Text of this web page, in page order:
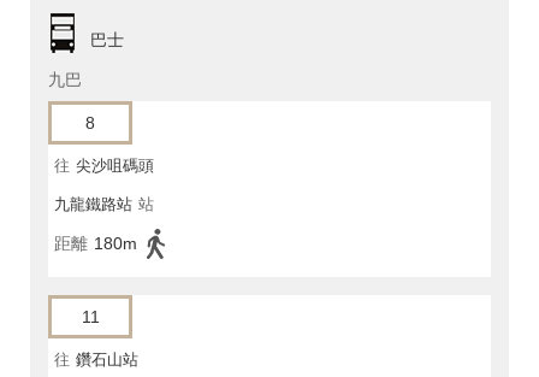
巴士
九巴
8
往 尖沙咀碼頭
九龍鐵路站 站
距離 180m
11
往 鑽石山站